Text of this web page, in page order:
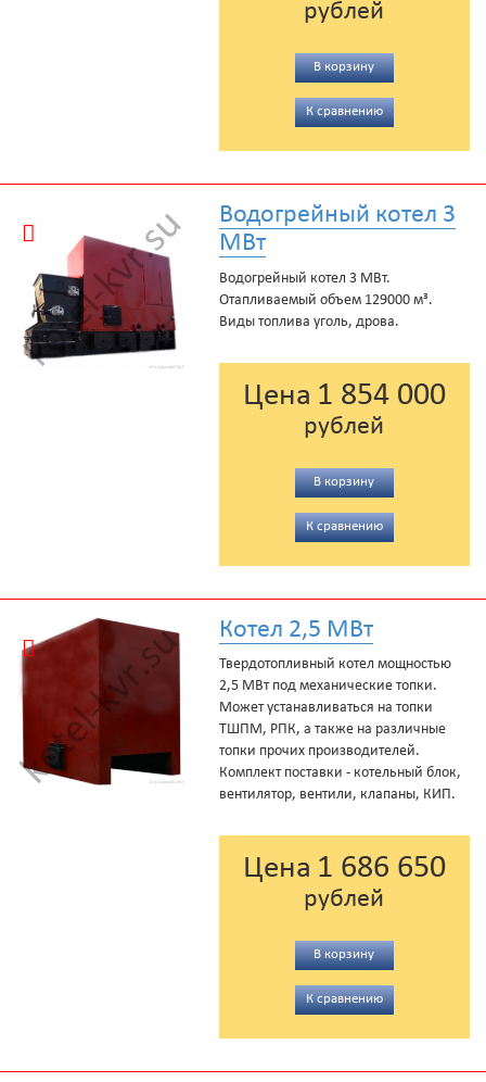
рублей
В корзину
К сравнению
Водогрейный котел 3
МВт
Водогрейный котел 3 МВт.
Отапливаемый объем 129000 м³.
Виды топлива уголь, дрова.
Цена 1 854 000
рублей
В корзину
К сравнению
Котел 2,5 МВт
Твердотопливный котел мощностью
2,5 МВт под механические топки.
Может устанавливаться на топки
ТШПМ, РПК, а также на различные
топки прочих производителей.
Комплект поставки - котельный блок,
вентилятор, вентили, клапаны, КИП.
Цена 1 686 650
рублей
В корзину
К сравнению